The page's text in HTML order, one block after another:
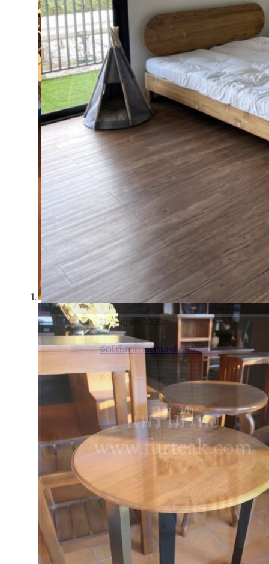
21 กรกฎาคม 2025
จัดโต๊ะอาหารตามหลักฮวงจุ้ย
อ่านต่อ